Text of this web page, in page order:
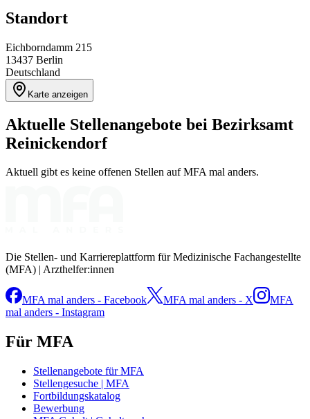
Standort
Eichborndamm 215
13437 Berlin
Deutschland
Karte anzeigen
Aktuelle Stellenangebote bei Bezirksamt
Reinickendorf
Aktuell gibt es keine offenen Stellen auf MFA mal anders.
Die Stellen- und Karriereplattform für Medizinische Fachangestellte
(MFA) | Arzthelfer:innen
MFA mal anders - Facebook MFA mal anders - X
MFA
mal anders - Instagram
Für MFA
Stellenangebote für MFA
Stellengesuche | MFA
Fortbildungskatalog
Bewerbung